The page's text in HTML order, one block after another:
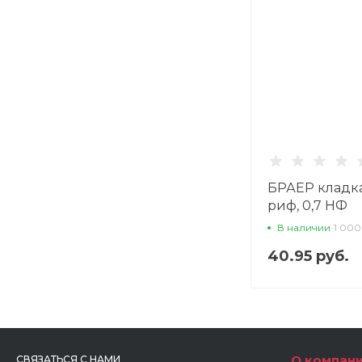
БРАЕР
риф, 0,7 НФ
В наличии 1 000
40.95 руб.
СВЯЗАТЬСЯ С НАМИ